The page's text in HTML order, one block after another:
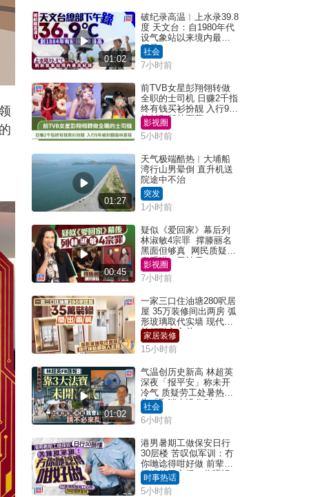
01:02
破纪录高温︱上水录39.8
度 天文台：自1980年代
设气象站以来境内最高
纪录
社会
7小时前
前TVB女星彭翔翎转做
全职的士司机 日赚2千指
终有钱买衫扮靓 入行9年
被封翻版林夏薇
影视圈
5小时前
01:27
天气极端酷热︱大埔船
湾行山男晕倒 直升机送
院途中不治
突发
1小时前
00:45
疑似《爱回家》幕后列
林淑敏4宗罪 撑滕丽名
黑面但够真 网民质疑：
真系咁一早被雪
影视圈
7小时前
一家三口住油塘280呎居
屋 35万装修间出两房 弧
形玻璃取代实墙 现代神
枱柜融入玄关
家居装修
15小时前
01:02
气温创历史新高 林超英
深夜「报平安」称未开
冷气 质疑劳工处暑热警
告「取消也没分别」
社会
6小时前
港男暑期工做保安日行
30层楼 苦叹似军训：冇
你哋谂得咁好做 前辈传
授揾笋工心得：你唔识
拣盘啫｜Juicy叮
时事热话
5小时前